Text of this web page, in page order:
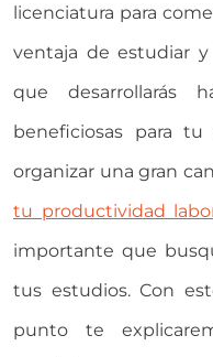
licenciatura para
ventaja de estudiar
que desarrollarás
beneficiosas para
organizar una gran
tu productividad
importante que
tus estudios. Con
punto te